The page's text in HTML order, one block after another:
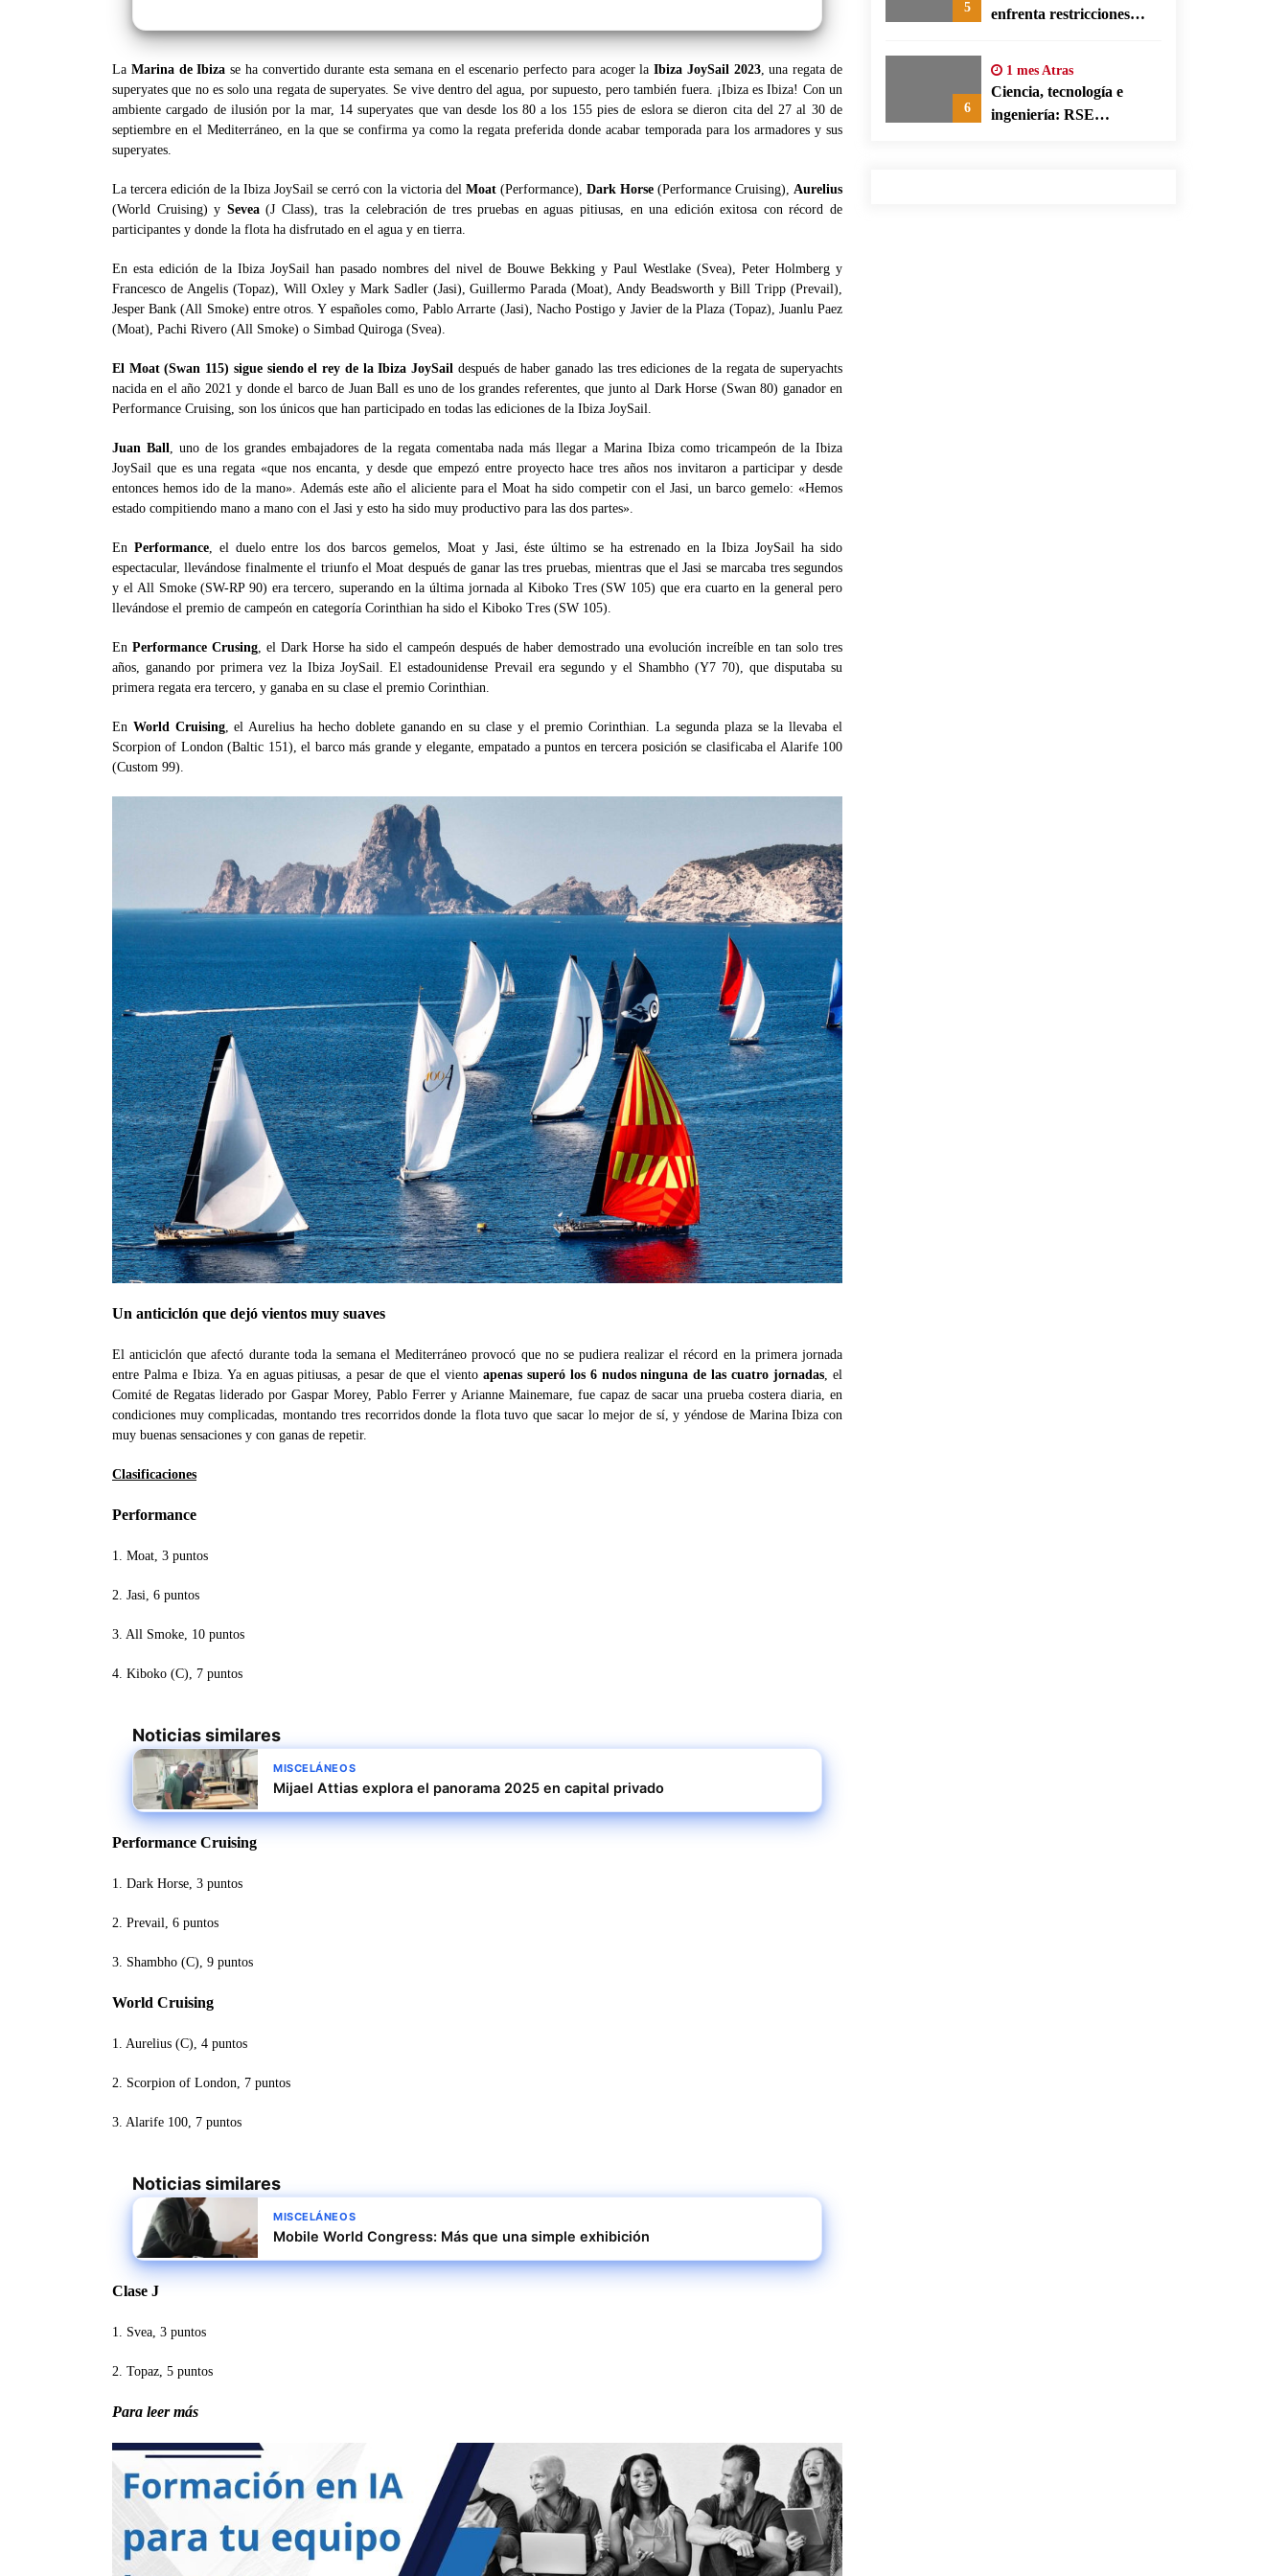
La Marina de Ibiza se ha convertido durante esta semana en el escenario perfecto para acoger laIbiza JoySail 2023, una regata de
superyates que no es solo una regata de superyates. Se vive dentro del agua, por supuesto, pero también fuera. ¡Ibiza es Ibiza! Con un
ambiente cargado de ilusión por la mar, 14 superyates que van desde los 80 a los 155 pies de eslora se dieron cita del 27 al 30 de
septiembre en el Mediterráneo, en la que se confirma ya como la regata preferida donde acabar temporada para los armadores y sus
superyates.
La tercera edición de la Ibiza JoySail se cerró con la victoria del Moat(Performance), Dark Horse(Performance Cruising),Aurelius
(World Cruising) y Sevea(J Class), tras la celebración de tres pruebas en aguas pitiusas, en una edición exitosa con récord de
participantes y donde la flota ha disfrutado en el agua y en tierra.
En esta edición de la Ibiza JoySail han pasado nombres del nivel de Bouwe Bekking y Paul Westlake (Svea), Peter Holmberg y
Francesco de Angelis (Topaz), Will Oxley y Mark Sadler (Jasi), Guillermo Parada (Moat), Andy Beadsworth y Bill Tripp (Prevail),
Jesper Bank (All Smoke) entre otros. Y españoles como, Pablo Arrarte (Jasi), Nacho Postigo y Javier de la Plaza (Topaz), Juanlu Paez
(Moat), Pachi Rivero (All Smoke) o Simbad Quiroga (Svea).
El Moat (Swan 115) sigue siendo el rey de la Ibiza JoySail después de haber ganado las tres ediciones de la regata de superyachts
nacida en el año 2021 y donde el barco de Juan Ball es uno de los grandes referentes, que junto al Dark Horse (Swan 80) ganador en
Performance Cruising, son los únicos que han participado en todas las ediciones de la Ibiza JoySail.
Juan Ball, uno de los grandes embajadores de la regata comentaba nada más llegar a Marina Ibiza como tricampeón de la Ibiza
JoySail que es una regata «que nos encanta, y desde que empezó entre proyecto hace tres años nos invitaron a participar y desde
entonces hemos ido de la mano». Además este año el aliciente para el Moat ha sido competir con el Jasi, un barco gemelo: «Hemos
estado compitiendo mano a mano con el Jasi y esto ha sido muy productivo para las dos partes».
En Performance, el duelo entre los dos barcos gemelos, Moat y Jasi, éste último se ha estrenado en la Ibiza JoySail ha sido
espectacular, llevándose finalmente el triunfo el Moat después de ganar las tres pruebas, mientras que el Jasi se marcaba tres segundos
y el All Smoke (SW-RP 90) era tercero, superando en la última jornada al Kiboko Tres (SW 105) que era cuarto en la general pero
llevándose el premio de campeón en categoría Corinthian ha sido el Kiboko Tres (SW 105).
En Performance Crusing, el Dark Horse ha sido el campeón después de haber demostrado una evolución increíble en tan solo tres
años, ganando por primera vez la Ibiza JoySail. El estadounidense Prevail era segundo y el Shambho (Y7 70), que disputaba su
primera regata era tercero, y ganaba en su clase el premio Corinthian.
En World Cruising, el Aurelius ha hecho doblete ganando en su clase y el premio Corinthian. La segunda plaza se la llevaba el
Scorpion of London (Baltic 151), el barco más grande y elegante, empatado a puntos en tercera posición se clasificaba el Alarife 100
(Custom 99).
Un anticiclón que dejó vientos muy suaves
El anticiclón que afectó durante toda la semana el Mediterráneo provocó que no se pudiera realizar el récord en la primera jornada
entre Palma e Ibiza. Ya en aguas pitiusas, a pesar de que el viento apenas superó los 6 nudos ninguna de las cuatro jornadas, el
Comité de Regatas liderado por Gaspar Morey, Pablo Ferrer y Arianne Mainemare, fue capaz de sacar una prueba costera diaria, en
condiciones muy complicadas, montando tres recorridos donde la flota tuvo que sacar lo mejor de sí, y yéndose de Marina Ibiza con
muy buenas sensaciones y con ganas de repetir.
Clasificaciones
Performance
1. Moat, 3 puntos
2. Jasi, 6 puntos
3. All Smoke, 10 puntos
4. Kiboko (C), 7 puntos
Noticias similares
MISCELÁNEOS
Mijael Attias explora el panorama 2025 en capital privado
Performance Cruising
1. Dark Horse, 3 puntos
2. Prevail, 6 puntos
3. Shambho (C), 9 puntos
World Cruising
1. Aurelius (C), 4 puntos
2. Scorpion of London, 7 puntos
3. Alarife 100, 7 puntos
Noticias similares
MISCELÁNEOS
Mobile World Congress: Más que una simple exhibición
Clase J
1. Svea, 3 puntos
2. Topaz, 5 puntos
Para leer más
5
enfrenta restricciones
6
1 mes Atras
Ciencia, tecnología e
ingeniería: RSE